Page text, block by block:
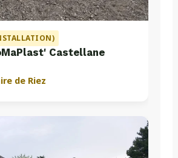
Castellane
de Riez